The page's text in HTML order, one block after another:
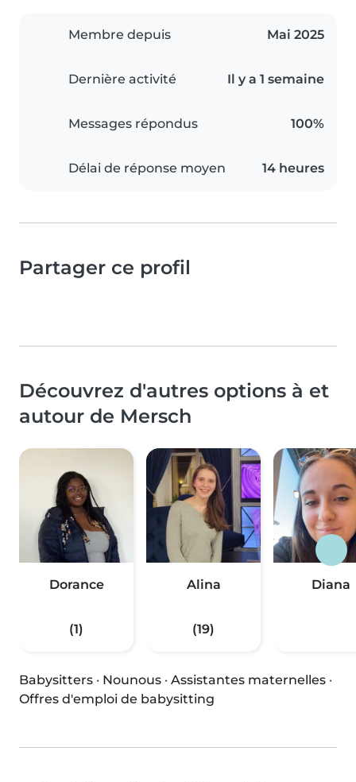
Membre depuis Mai 2025
Dernière activité Il y a 1 semaine
Messages répondus 100%
Délai de réponse moyen 14 heures
Partager ce profil
Découvrez d'autres options à et
autour de Mersch
Dorance
(1)
Alina
(19)
Diana
Babysitters · Nounous · Assistantes maternelles ·
Offres d'emploi de babysitting